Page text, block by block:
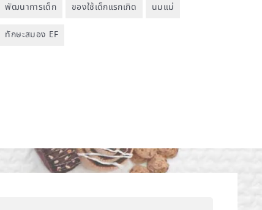
พัฒนาการเด็ก ของใช้เด็กแรกเกิด นมแม่
ทักษะสมอง EF